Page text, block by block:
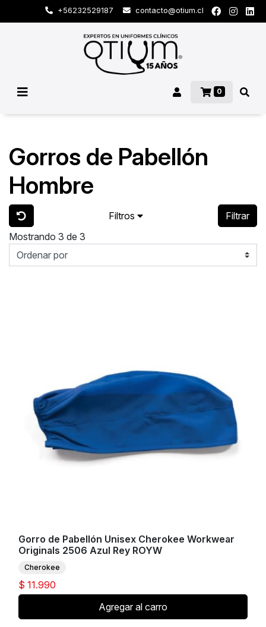
+56232529187 contacto@otium.cl
0
Gorros de Pabellón
Hombre
Filtros
Filtrar
Mostrando 3 de 3
Gorro de Pabellón Unisex Cherokee Workwear
Originals 2506 Azul Rey ROYW
Cherokee
$ 11.990
Agregar al carro